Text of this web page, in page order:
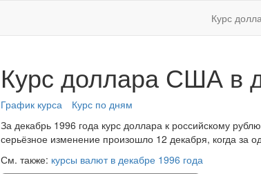
Курс
Курс доллара США в
График курса
Курс по дням
За декабрь 1996 года курс доллара к российскому
серьёзное изменение произошло 12 декабря, когда за
См. также: курсы валют в декабре 1996 года